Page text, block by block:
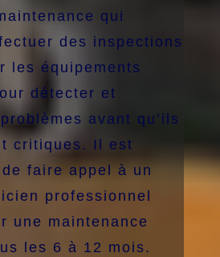
qui
des inspections
les équipements
détecter et
avant qu’ils
critiques. Il est
faire appel à un
professionnel
une maintenance
les 6 à 12 mois.